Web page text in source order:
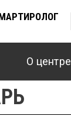
О центре